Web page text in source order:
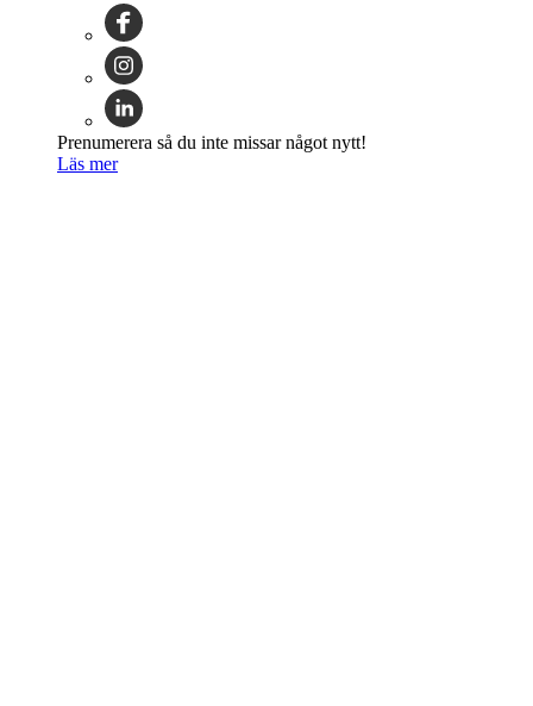
Prenumerera så du inte missar något nytt!
Läs mer